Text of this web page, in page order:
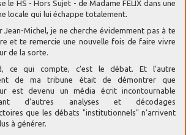
le HS - Hors Sujet - de Madame FELIX dans une
locale qui lui échappe totalement.
Jean-Michel, je ne cherche évidemment pas à te
et te remercie une nouvelle fois de faire vivre
de la sorte.
ce qui compte, c’est le débat. Et l’autre
de ma tribune était de démontrer que
est devenu un média écrit incontournable
d’autres analyses et décodages
que les débats "institutionnels" n’arrivent
à générer.